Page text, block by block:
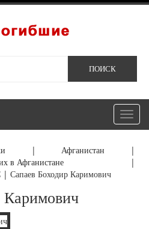
| Афганистан |
в Афганистане |
|Сапаев Боходир Каримович
Каримович